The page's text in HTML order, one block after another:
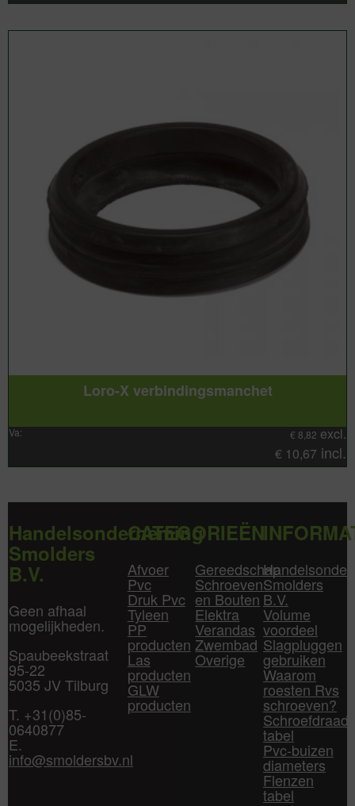
Loro-X verbindingsmanchet
Va: € 8,82 excl.
€ 10,67 incl.
Handelsonderneming
Smolders
B.V.
Geen afhaal
mogelijkheden.
Spaubeekstraat
95-22
5035 JV Tilburg
T. +31(0)85-
0640877
E.
info@smoldersbv.nl
CATEGORIEËN
Afvoer
Pvc
Druk Pvc
Tyleen
PP
producten
Las
producten
GLW
producten
Gereedschap
Schroeven
en Bouten
Elektra
Verandas
Zwembad
Overige
Smolders
B.V.
Volume
voordeel
Slagpluggen
gebruiken
Waarom
roesten Rvs
schroeven?
Schroefdraad
tabel
Pvc-buizen
diameters
Flenzen
tabel